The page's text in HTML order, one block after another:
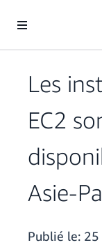
Les
EC2
Asie-
Publié le: